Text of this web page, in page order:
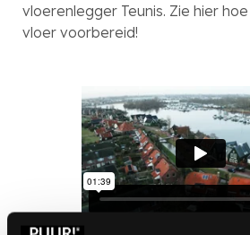
vloerenlegger Teunis. Zie hier
vloer voorbereid!